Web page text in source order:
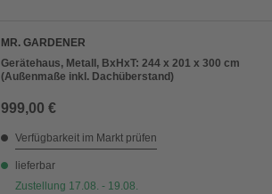
MR. GARDENER
Gerätehaus, Metall, BxHxT: 244 x 201 x 300 cm
(Außenmaße inkl. Dachüberstand)
999,00 €
Verfügbarkeit im Markt prüfen
lieferbar
Zustellung 17.08. - 19.08.